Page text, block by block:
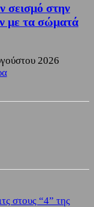
σεισμό στην
με τα σώματά
2026
στους “4” της